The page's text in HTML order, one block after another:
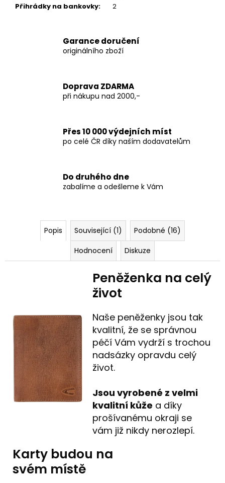
Přihrádky na bankovky: 2
Garance doručení
originálního zboží
Doprava ZDARMA
při nákupu nad 2000,-
Přes 10 000 výdejních míst
po celé ČR díky naším dodavatelům
Do druhého dne
zabalíme a odešleme k Vám
Popis Související (1)
Podobné (16)
Hodnocení
Diskuze
Peněženka na celý
život
Naše peněženky jsou tak
kvalitní, že se správnou
péčí Vám vydrží s trochou
nadsázky opravdu celý
život.
Jsou vyrobené z velmi
kvalitní kůže a díky
prošívanému okraji se
vám již nikdy nerozlepí.
Karty budou na
svém místě